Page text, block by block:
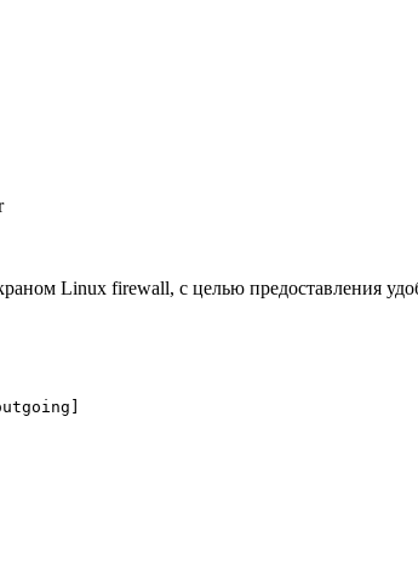
Linux firewall, с целью предоставления